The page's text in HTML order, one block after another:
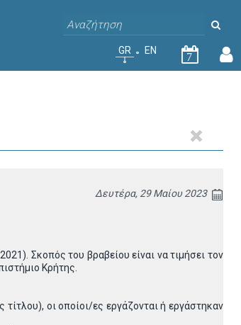
GR EN
7
Δευτέρα, 29 Μαίου 2023
Σκοπός του βραβείου είναι να τιμήσει τον
Κρήτης.
οι οποίοι/ες εργάζονται ή εργάστηκαν